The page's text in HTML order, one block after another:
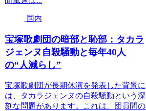
国内
宝塚歌劇団の暗部と恥部：タカラ
ジェンヌ自殺騒動と毎年40人
の“人減らし”
宝塚歌劇団が長期休演を発表した背景に
は、タカラジェンヌの自殺騒動という深
刻な問題があります。これは、団員間の